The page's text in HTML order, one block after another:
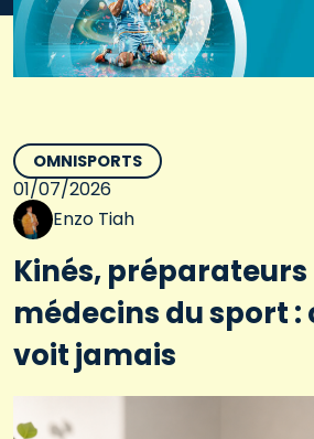
OMNISPORTS
01/07/2026
Enzo Tiah
Kinés,
médecins du sport :
voit jamais